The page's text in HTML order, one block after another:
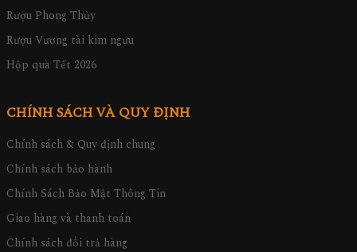
Rượu Phong Thủy
Rượu Vương tài kim ngưu
Hộp quà Tết 2026
CHÍNH SÁCH VÀ QUY ĐỊNH
Chính sách & Quy định chung
Chính sách bảo hành
Chính Sách Bảo Mật Thông Tin
Giao hàng và thanh toán
Chính sách đổi trả hàng